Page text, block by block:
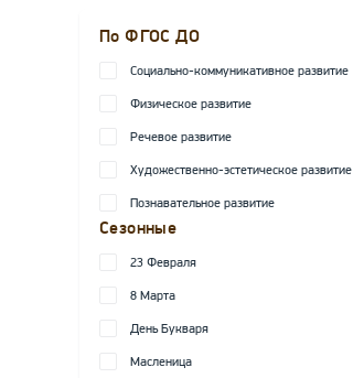
По ФГОС ДО
Социально-коммуникативное развитие
Физическое развитие
Речевое развитие
Художественно-эстетическое развитие
Познавательное развитие
Сезонные
23 Февраля
8 Марта
День Букваря
Масленица